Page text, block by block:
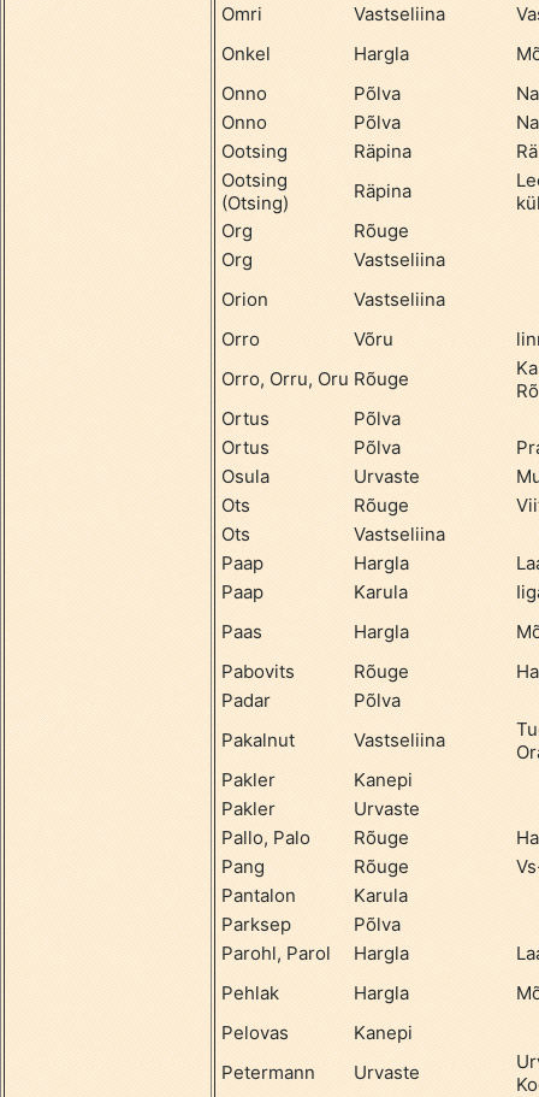
Omri
Vastseliina
Onkel
Hargla
Onno
Põlva
Onno
Põlva
Ootsing
Räpina
Ootsing
(Otsing)
Räpina
Org
Rõuge
Org
Vastseliina
Orion
Vastseliina
Orro
Võru
Orro, Orru, Oru Rõuge
Ortus
Põlva
Ortus
Põlva
Osula
Urvaste
Ots
Rõuge
Ots
Vastseliina
Paap
Hargla
Paap
Karula
Paas
Hargla
Pabovits
Rõuge
Padar
Põlva
Pakalnut
Vastseliina
Pakler
Kanepi
Pakler
Urvaste
Pallo, Palo
Rõuge
Pang
Rõuge
Pantalon
Karula
Parksep
Põlva
Parohl, Parol
Hargla
Pehlak
Hargla
Pelovas
Kanepi
Petermann
Urvaste